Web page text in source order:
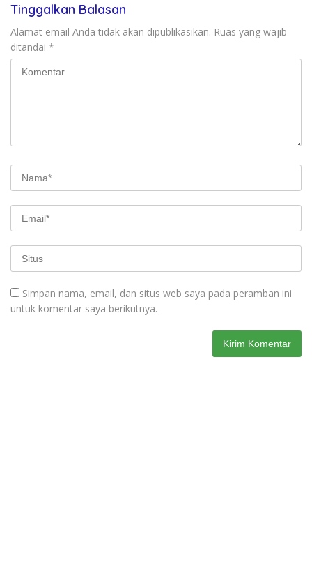
Tinggalkan Balasan
Alamat email Anda tidak akan dipublikasikan. Ruas yang wajib
ditandai *
Simpan nama, email, dan situs web saya pada peramban ini
untuk komentar saya berikutnya.